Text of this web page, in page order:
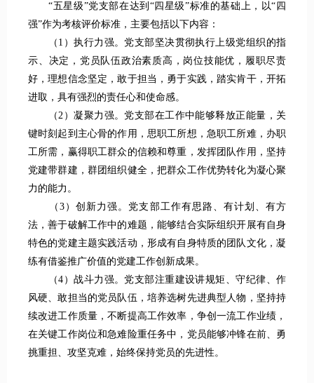
“五星级”党支部在达到“四星级”标准的基础上，以“四
强”作为考核评价标准，主要包括以下内容：
（1）执行力强。党支部坚决贯彻执行上级党组织的指
示、决定，党员队伍政治素质高，岗位技能优，履职尽责
好，理想信念坚定，敢于担当，勇于实践，踏实肯干，开拓
进取，具有强烈的责任心和使命感。
（2）凝聚力强。党支部在工作中能够释放正能量，关
键时刻起到主心骨的作用，思职工所想，急职工所难，办职
工所需，赢得职工群众的信赖和尊重，发挥团队作用，坚持
党建带群建，群团组织健全，把群众工作优势转化为凝心聚
力的能力。
（3）创新力强。党支部工作有思路、有计划、有方
法，善于破解工作中的难题，能够结合实际组织开展有自身
特色的党建主题实践活动，形成有自身特质的团队文化，凝
练有借鉴推广价值的党建工作创新成果。
（4）战斗力强。党支部注重建设讲规矩、守纪律、作
风硬、敢担当的党员队伍，培养选树先进典型人物，坚持持
续改进工作质量，不断提高工作效率，争创一流工作业绩，
在关键工作岗位和急难险重任务中，党员能够冲锋在前、勇
挑重担、攻坚克难，始终保持党员的先进性。